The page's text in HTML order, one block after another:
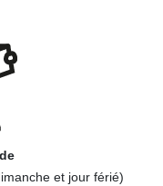
et jour férié)